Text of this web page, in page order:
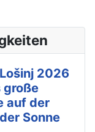
2026
große
auf der
Sonne